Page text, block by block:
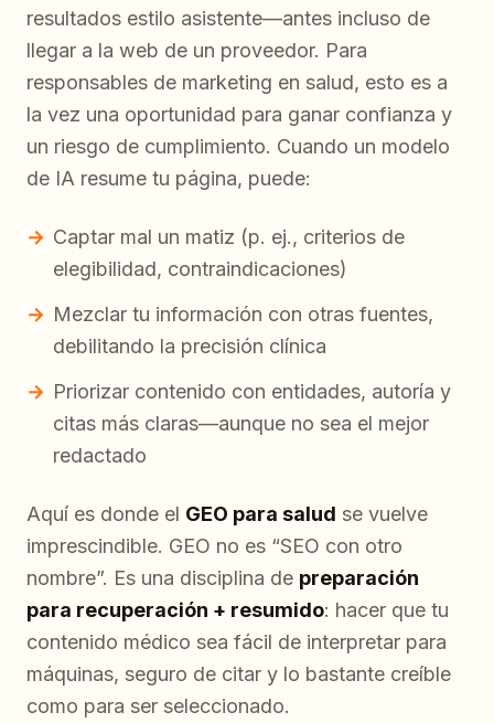
resultados estilo asistente—antes incluso de
llegar a la web de un proveedor. Para
responsables de marketing en salud, esto es a
la vez una oportunidad para ganar confianza y
un riesgo de cumplimiento. Cuando un modelo
de IA resume tu página, puede:
Captar mal un matiz (p. ej., criterios de
elegibilidad, contraindicaciones)
Mezclar tu información con otras fuentes,
debilitando la precisión clínica
Priorizar contenido con entidades, autoría y
citas más claras—aunque no sea el mejor
redactado
Aquí es donde el GEO para salud se vuelve
imprescindible. GEO no es “SEO con otro
nombre”. Es una disciplina de preparación
para recuperación + resumido: hacer que tu
contenido médico sea fácil de interpretar para
máquinas, seguro de citar y lo bastante creíble
como para ser seleccionado.